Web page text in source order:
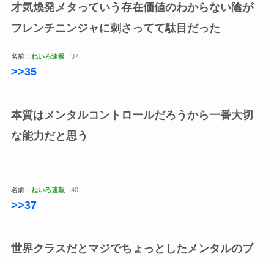
才気煥発メタっていう存在価値のわからない陰が
フレンチニンジャに刺さってて駄目だった
名前： ねいろ速報 37
>>35
本質はメンタルコントロールだろうから一番大切
な能力だと思う
名前： ねいろ速報 40
>>37
世界クラスだとマジでちょっとしたメンタルのブ